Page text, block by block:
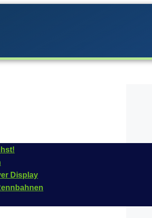
Display
im Jahr
Fahrzeug ist für das
dieses